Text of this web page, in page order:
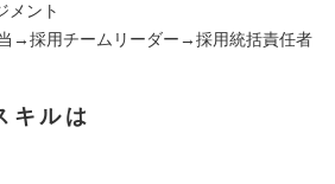
メント
→採用チームリーダー→採用統括責任者
キルは